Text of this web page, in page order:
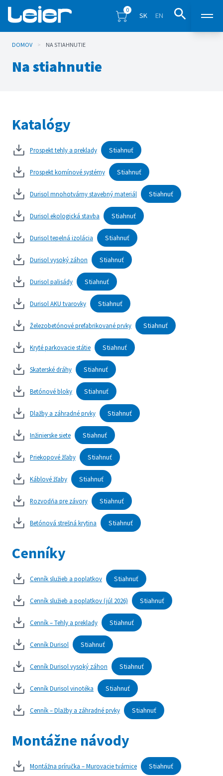
0
SK EN
Blog
Na stiahnutie
Kontakty
DOMOV > NA STIAHNUTIE
Na stiahnutie
Katalógy
Prospekt tehly a preklady Stiahnuť
Prospekt komínové systémy Stiahnuť
Durisol mnohotvárny stavebný materiál Stiahnuť
Durisol ekologická stavba Stiahnuť
Durisol tepelná izolácia Stiahnuť
Durisol vysoký záhon Stiahnuť
Durisol palisády Stiahnuť
Durisol AKU tvarovky Stiahnuť
Železobetónové prefabrikované prvky Stiahnuť
Kryté parkovacie státie Stiahnuť
Skaterské dráhy Stiahnuť
Betónové bloky Stiahnuť
Dlažby a záhradné prvky Stiahnuť
Inžinierske siete Stiahnuť
Priekopové žľaby Stiahnuť
Káblové žľaby Stiahnuť
Rozvodňa pre závory Stiahnuť
Betónová strešná krytina Stiahnuť
Cenníky
Cenník služieb a poplatkov Stiahnuť
Cenník služieb a poplatkov (júl 2026) Stiahnuť
Cenník – Tehly a preklady Stiahnuť
Cenník Durisol Stiahnuť
Cenník Durisol vysoký záhon Stiahnuť
Cenník Durisol vinotéka Stiahnuť
Cenník – Dlažby a záhradné prvky Stiahnuť
Montážne návody
Montážna príručka – Murovacie tvárnice Stiahnuť